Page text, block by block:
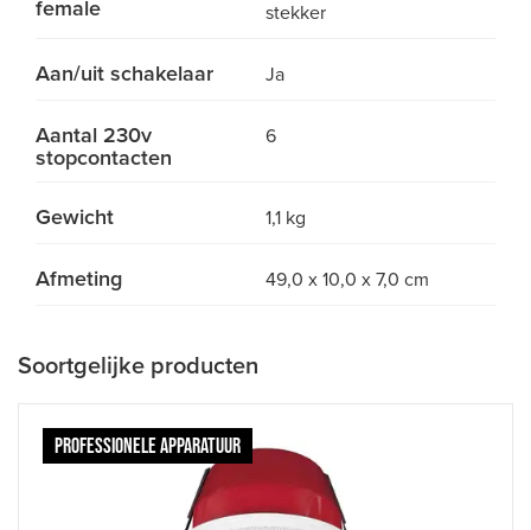
female stekker
Aan/uit schakelaar Ja
Aantal 230v
stopcontacten
6
Gewicht 1,1 kg
Afmeting 49,0 x 10,0 x 7,0 cm
Soortgelijke producten
PROFESSIONELE APPARATUUR